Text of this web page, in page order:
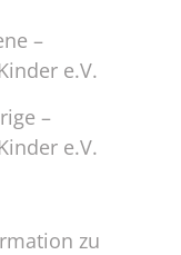
–
e.V.
–
e.V.
zu